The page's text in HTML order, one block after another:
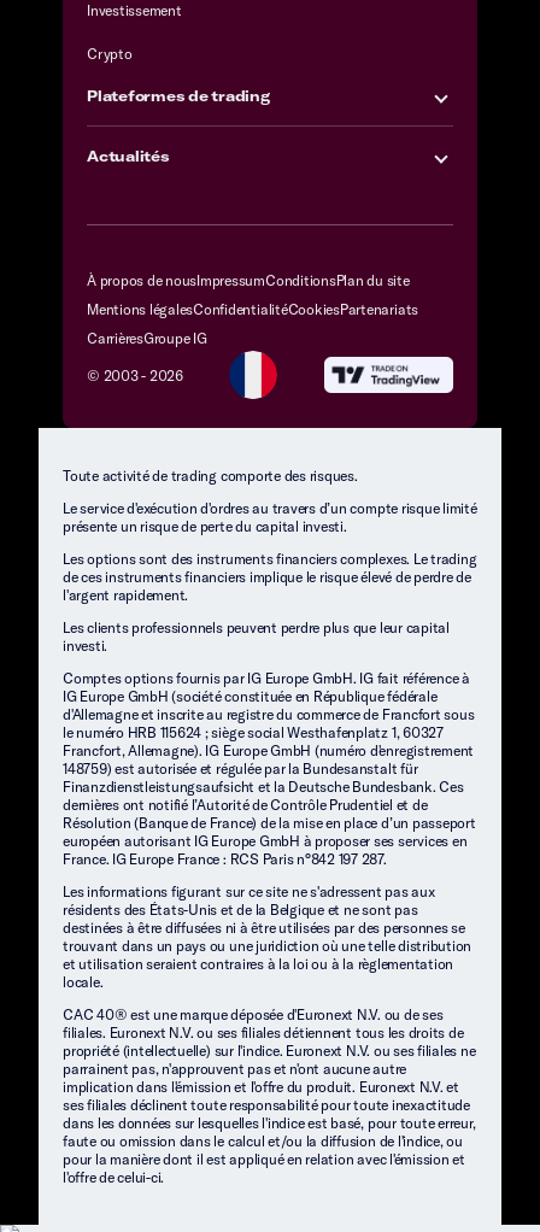
Investissement
Crypto
Plateformes de trading
Actualités
À propos de nousImpressumConditionsPlan du site
Mentions légalesConfidentialitéCookiesPartenariats
CarrièresGroupe IG
© 2003 - 2026
Toute activité de trading comporte des risques.
Le service d'exécution d'ordres au travers d’un compte risque limité
présente un risque de perte du capital investi.
Les options sont des instruments financiers complexes. Le trading
de ces instruments financiers implique le risque élevé de perdre de
l'argent rapidement.
Les clients professionnels peuvent perdre plus que leur capital
investi.
Comptes options fournis par IG Europe GmbH. IG fait référence à
IG Europe GmbH (société constituée en République fédérale
d'Allemagne et inscrite au registre du commerce de Francfort sous
le numéro HRB 115624 ; siège social Westhafenplatz 1, 60327
Francfort, Allemagne). IG Europe GmbH (numéro d'enregistrement
148759) est autorisée et régulée par la Bundesanstalt für
Finanzdienstleistungsaufsicht et la Deutsche Bundesbank. Ces
dernières ont notifié l’Autorité de Contrôle Prudentiel et de
Résolution (Banque de France) de la mise en place d’un passeport
européen autorisant IG Europe GmbH à proposer ses services en
France. IG Europe France : RCS Paris n°842 197 287.
Les informations figurant sur ce site ne s'adressent pas aux
résidents des États-Unis et de la Belgique et ne sont pas
destinées à être diffusées ni à être utilisées par des personnes se
trouvant dans un pays ou une juridiction où une telle distribution
et utilisation seraient contraires à la loi ou à la règlementation
locale.
CAC 40® est une marque déposée d'Euronext N.V. ou de ses
filiales. Euronext N.V. ou ses filiales détiennent tous les droits de
propriété (intellectuelle) sur l'indice. Euronext N.V. ou ses filiales ne
parrainent pas, n'approuvent pas et n'ont aucune autre
implication dans l'émission et l'offre du produit. Euronext N.V. et
ses filiales déclinent toute responsabilité pour toute inexactitude
dans les données sur lesquelles l'indice est basé, pour toute erreur,
faute ou omission dans le calcul et/ou la diffusion de l'indice, ou
pour la manière dont il est appliqué en relation avec l'émission et
l'offre de celui-ci.